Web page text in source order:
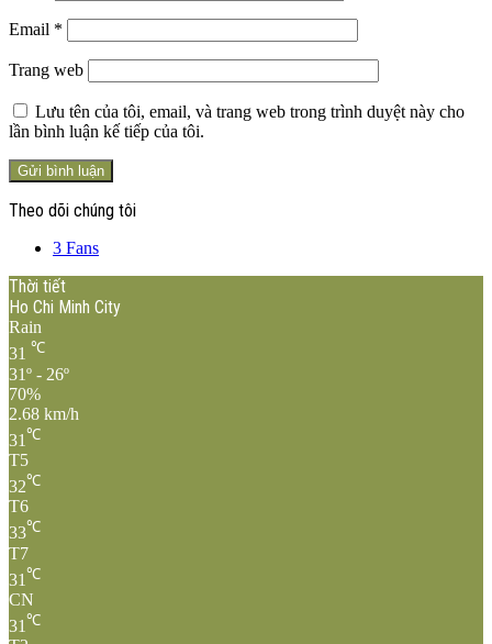
Email *
Trang web
Lưu tên của tôi, email, và trang web trong trình duyệt này cho
lần bình luận kế tiếp của tôi.
Theo dõi chúng tôi
3 Fans
Thời tiết
Ho Chi Minh City
Rain
31 ℃
31º - 26º
70%
2.68 km/h
31 ℃
T5
32℃
T6
33℃
T7
31 ℃
CN
31 ℃